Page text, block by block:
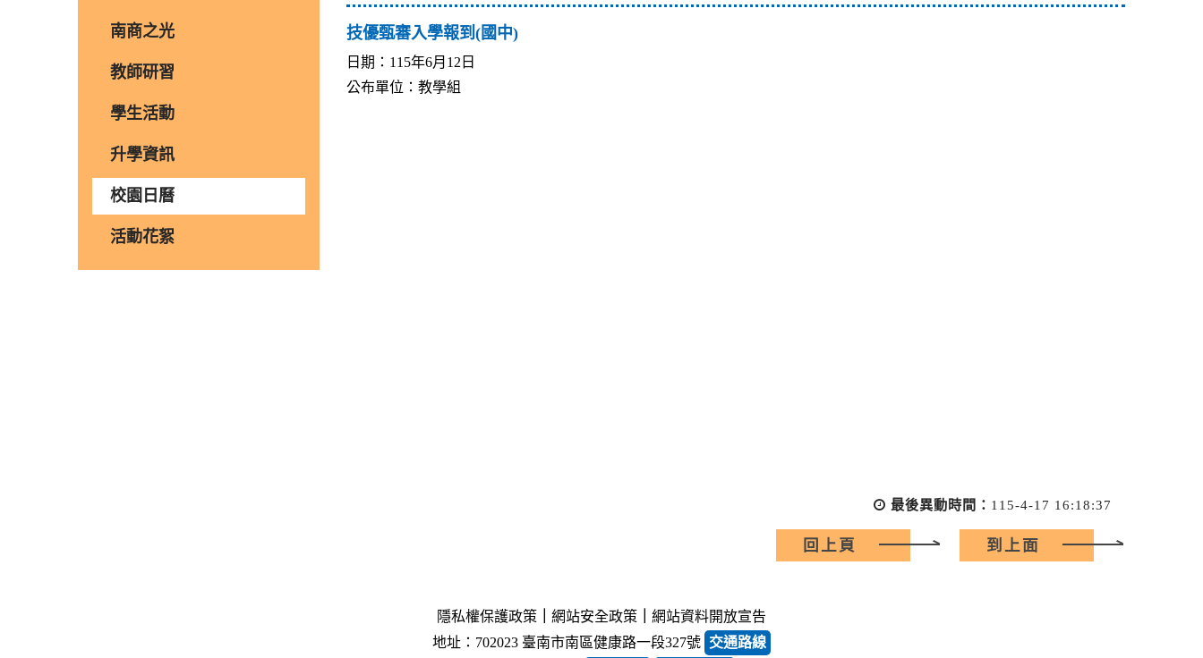
南商之光
教師研習
學生活動
升學資訊
校園日曆
活動花絮
技優甄審入學報到(國中)
日期：115年6月12日
公布單位：教學組
最後異動時間： 115-4-17 16:18:37
回上頁 到上面
隱私權保護政策 網站安全政策
網站資料開放宣告
地址：702023 臺南市南區健康路一段327號 交通路線